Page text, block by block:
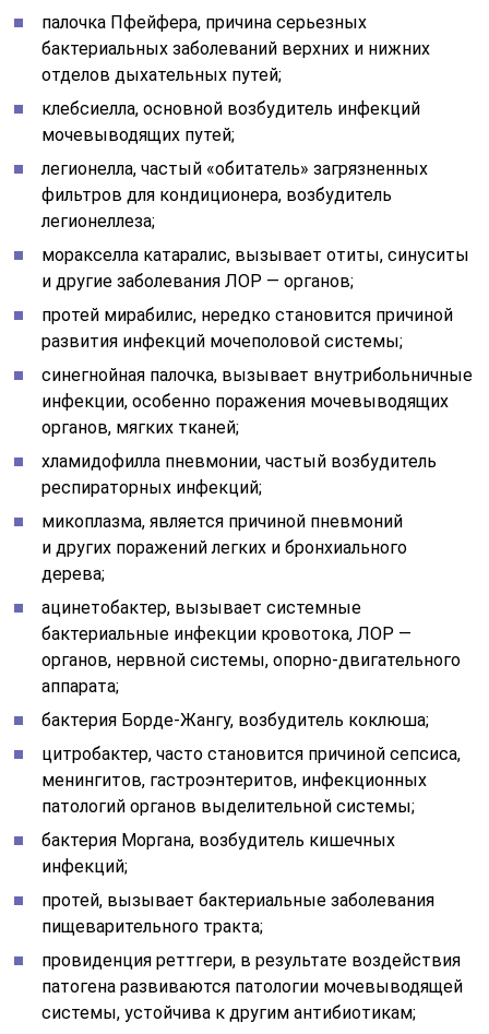
палочка Пфейфера, причина серьезных
бактериальных заболеваний верхних и нижних
отделов дыхательных путей;
клебсиелла, основной возбудитель инфекций
мочевыводящих путей;
легионелла, частый «обитатель» загрязненных
фильтров для кондиционера, возбудитель
легионеллеза;
моракселла катаралис, вызывает отиты, синуситы
и другие заболевания ЛОР — органов;
протей мирабилис, нередко становится причиной
развития инфекций мочеполовой системы;
синегнойная палочка, вызывает внутрибольничные
инфекции, особенно поражения мочевыводящих
органов, мягких тканей;
хламидофилла пневмонии, частый возбудитель
респираторных инфекций;
микоплазма, является причиной пневмоний
и других поражений легких и бронхиального
дерева;
ацинетобактер, вызывает системные
бактериальные инфекции кровотока, ЛОР —
органов, нервной системы, опорно-двигательного
аппарата;
бактерия Борде-Жангу, возбудитель коклюша;
цитробактер, часто становится причиной сепсиса,
менингитов, гастроэнтеритов, инфекционных
патологий органов выделительной системы;
бактерия Моргана, возбудитель кишечных
инфекций;
протей, вызывает бактериальные заболевания
пищеварительного тракта;
провиденция реттгери, в результате воздействия
патогена развиваются патологии мочевыводящей
системы, устойчива к другим антибиотикам;